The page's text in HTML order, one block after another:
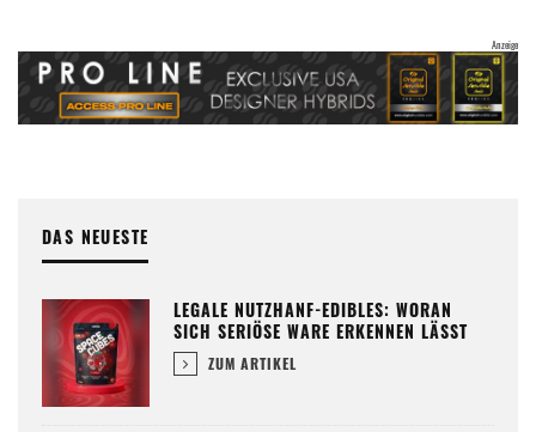
DAS NEUESTE
LEGALE NUTZHANF-EDIBLES: WORAN
SICH SERIÖSE WARE ERKENNEN LÄSST
ZUM ARTIKEL